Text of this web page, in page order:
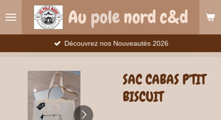
au
Au polenord c&d
Découvrez nos Nouveautés 2026
SAC CABAS P'TIT
BISCUIT